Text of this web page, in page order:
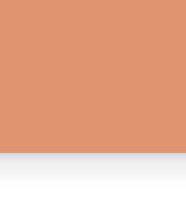
(VERT)